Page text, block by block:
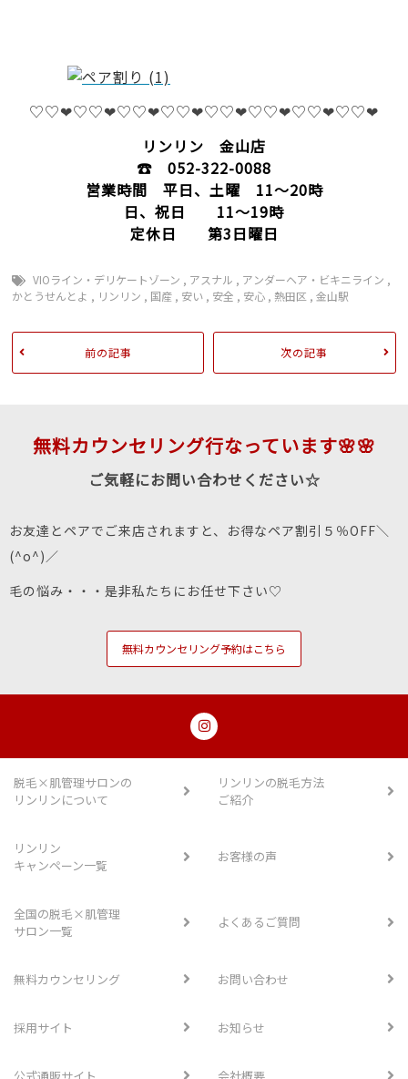
♡♡❤♡♡❤♡♡❤♡♡❤♡♡❤♡♡❤♡♡❤♡♡❤
リンリン 金山店
☎ 052-322-0088
営業時間 平日、土曜 11～20時
日、祝日 11～19時
定休日 第3日曜日
VIOライン・デリケートゾーン , アスナル , アンダーヘア・ビキニライン ,
かとうせんとよ , リンリン , 国産 , 安い , 安全 , 安心 , 熱田区 ,金山駅
前の記事 次の記事
無料カウンセリング行なっています🌸🌸
ご気軽にお問い合わせください☆
お友達とペアでご来店されますと、お得なペア割引５％OFF＼
(^o^)／
毛の悩み・・・是非私たちにお任せ下さい♡
無料カウンセリング予約はこちら
脱毛×肌管理サロンの
リンリンについて
リンリンの脱毛方法
ご紹介
リンリン
キャンペーン一覧
お客様の声
全国の脱毛×肌管理
サロン一覧
よくあるご質問
無料カウンセリング お問い合わせ
採用サイト お知らせ
公式通販サイト 会社概要